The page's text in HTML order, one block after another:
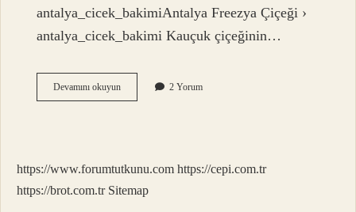
antalya_cicek_bakimiAntalya Freezya Çiçeği ›
antalya_cicek_bakimi Kauçuk çiçeğinin…
Devamını okuyunBitki
Yaprakları
2 Yorum
https://www.forumtutkunu.com https://cepi.com.tr
https://brot.com.tr Sitemap